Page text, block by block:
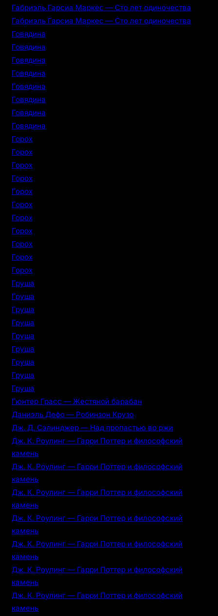
Габриэль Гарсиа Маркес — Сто лет одиночества
Габриэль Гарсиа Маркес — Сто лет одиночества
Говядина
Говядина
Говядина
Говядина
Говядина
Говядина
Говядина
Говядина
Горох
Горох
Горох
Горох
Горох
Горох
Горох
Горох
Горох
Горох
Горох
Груша
Груша
Груша
Груша
Груша
Груша
Груша
Груша
Груша
Гюнтер Грасс — Жестяной барабан
Даниэль Дефо — Робинзон Крузо
Дж. Д. Сэлинджер — Над пропастью во ржи
Дж. К. Роулинг — Гарри Поттер и философский
камень
Дж. К. Роулинг — Гарри Поттер и философский
камень
Дж. К. Роулинг — Гарри Поттер и философский
камень
Дж. К. Роулинг — Гарри Поттер и философский
камень
Дж. К. Роулинг — Гарри Поттер и философский
камень
Дж. К. Роулинг — Гарри Поттер и философский
камень
Дж. К. Роулинг — Гарри Поттер и философский
камень